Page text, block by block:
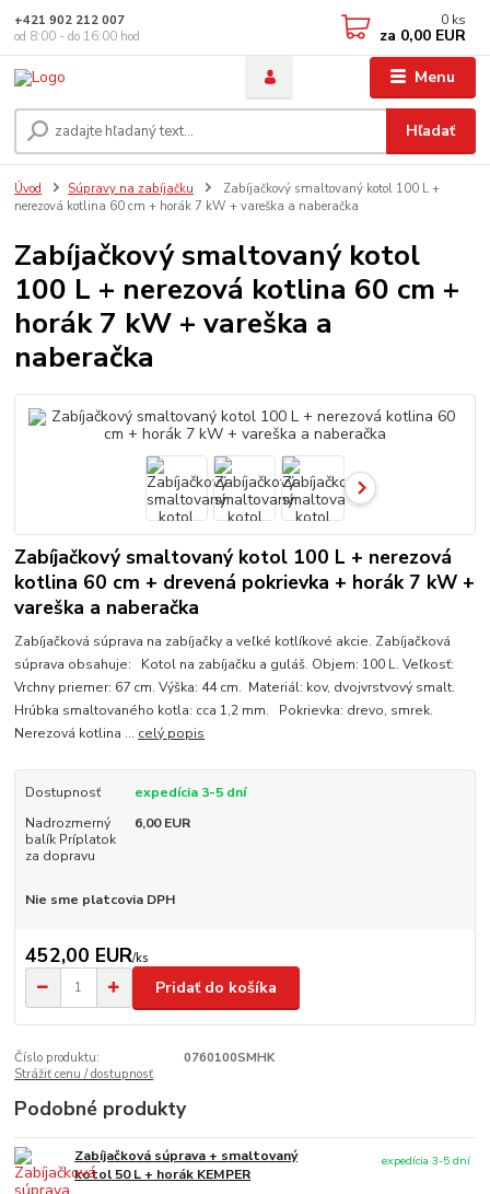
Menu
Hľadať
+421 902 212 007
od 8:00 - do 16:00 hod
0 ks
za 0,00 EUR
Úvod Súpravy na zabíjačku
Zabíjačkový smaltovaný kotol 100 L +
nerezová kotlina 60 cm + horák 7 kW + vareška a naberačka
Zabíjačkový smaltovaný kotol
100 L + nerezová kotlina 60 cm +
horák 7 kW + vareška a
naberačka
Zabíjačkový smaltovaný kotol 100 L + nerezová
kotlina 60 cm + drevená pokrievka + horák 7 kW +
vareška a naberačka
Zabíjačková súprava na zabíjačky a veľké kotlíkové akcie. Zabíjačková
súprava obsahuje: Kotol na zabíjačku a guláš. Objem: 100 L. Veľkosť:
Vrchny priemer: 67 cm. Výška: 44 cm. Materiál: kov, dvojvrstvový smalt.
Hrúbka smaltovaného kotla: cca 1,2 mm. Pokrievka: drevo, smrek.
Nerezová kotlina ... celý popis
Dostupnosť
expedícia 3-5 dní
Nadrozmerný
balík Príplatok
za dopravu
6,00 EUR
Nie sme platcovia DPH
452,00 EUR/ks
Pridať do košíka
Číslo produktu:
0760100SMHK
Strážiť cenu / dostupnosť
Podobné produkty
Zabíjačková súprava + smaltovaný
kotol 50 L + horák KEMPER
expedícia 3-5 dní